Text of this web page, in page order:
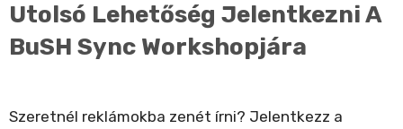
Utolsó Lehetőség Jelentkezni A
BuSH Sync Workshopjára
Szeretnél reklámokba zenét írni? Jelentkezz a